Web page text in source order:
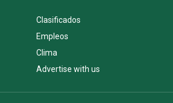
Clasificados
Empleos
Clima
Advertise with us